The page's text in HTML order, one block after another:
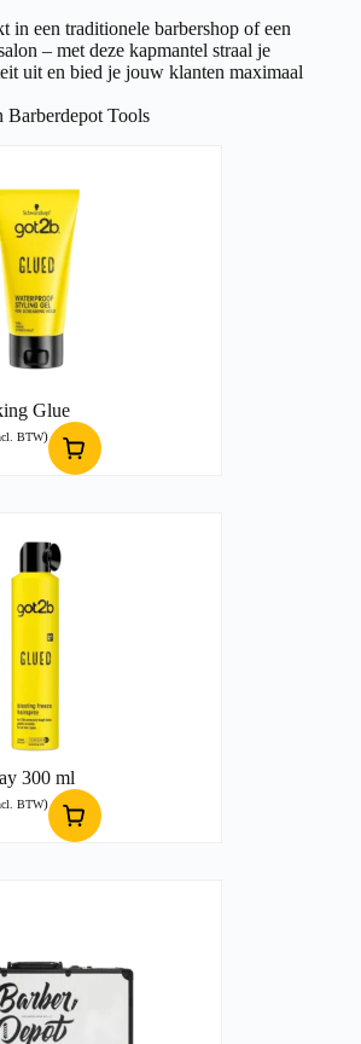
in een traditionele barbershop of een
– met deze kapmantel straal je
uit en bied je jouw klanten maximaal
Barberdepot Tools
Glue
BTW)
300 ml
BTW)